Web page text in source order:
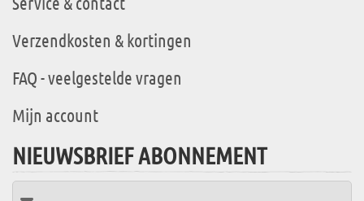
Verzendkosten & kortingen
FAQ - veelgestelde vragen
Mijn account
NIEUWSBRIEF ABONNEMENT